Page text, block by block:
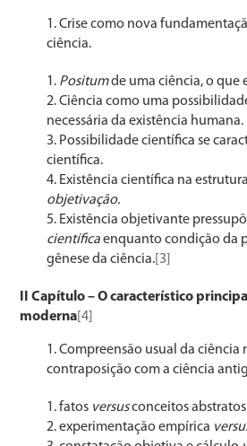
Crise como nova
ciência.
Positumde uma ciência, o que
Ciência como uma
necessária da existência humana.
Possibilidade científica se
científica.
Existência científica na
objetivação.
Existência objetivante
científicaenquanto condição da
gênese da ciência. [3]
II Capítulo – O característico
moderna [4]
Compreensão usual da ciência
contraposição com a ciência
fatos versusconceitos abstratos
experimentação empírica